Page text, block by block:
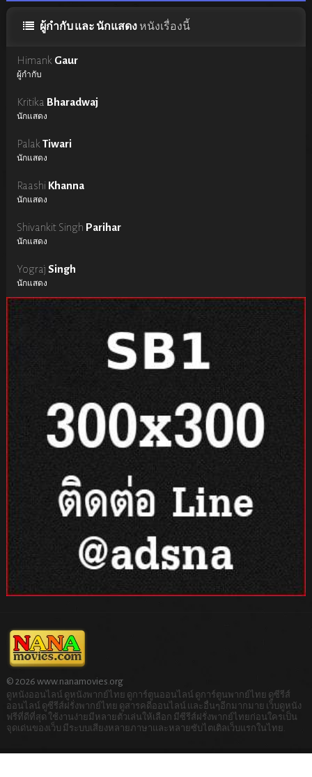
ผู้กำกับ และ นักแสดงหนังเรื่องนี้
Himank Gaur
ผู้กำกับ
Kritika Bharadwaj
นักแสดง
Palak Tiwari
นักแสดง
Raashi Khanna
นักแสดง
Shivankit Singh Parihar
นักแสดง
Yograj Singh
นักแสดง
© 2026 www.nanamovies.org
ดูหนังออนไลน์ ดูหนังพากย์ไทย ดูการ์ตูนออนไลน์ ดูการ์ตูนพากย์ไทย ดูซีรีส์
ออนไลน์ ดูซีรีส์ฝรั่งพากย์ไทย ดูสารคดีออนไลน์ และอื่นๆอีกมากมาย เว็บดูหนัง
ฟรีที่ดีที่สุด ใช้งานง่ายมีหลายตัวเล่นให้เลือก มีซีรีส์ฝรั่งพากย์ไทยก่อนใครเป็น
จุดเด่นของเว็บ มีระบบเสียงหลายภาษาและหลายซับไตเติลเว็บแรกในไทย.